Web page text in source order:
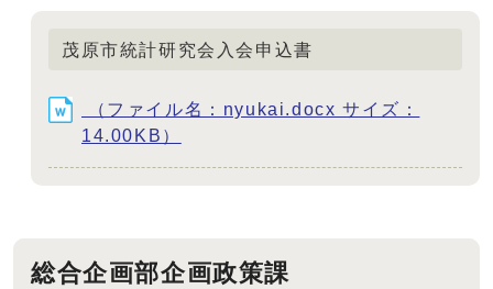
茂原市統計研究会入会申込書
（ファイル名：nyukai.docx サイズ：
14.00KB）
総合企画部企画政策課